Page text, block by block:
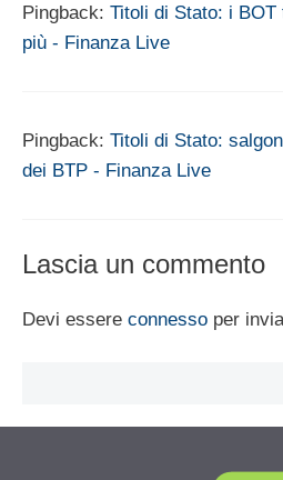
Pingback: Titoli di Stato: i BOT
più - Finanza Live
Pingback: Titoli di Stato:
dei BTP - Finanza Live
Lascia un commento
Devi essere connesso per